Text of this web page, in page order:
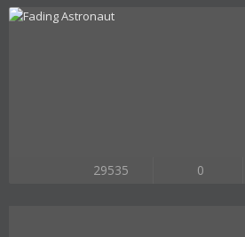
29535 0